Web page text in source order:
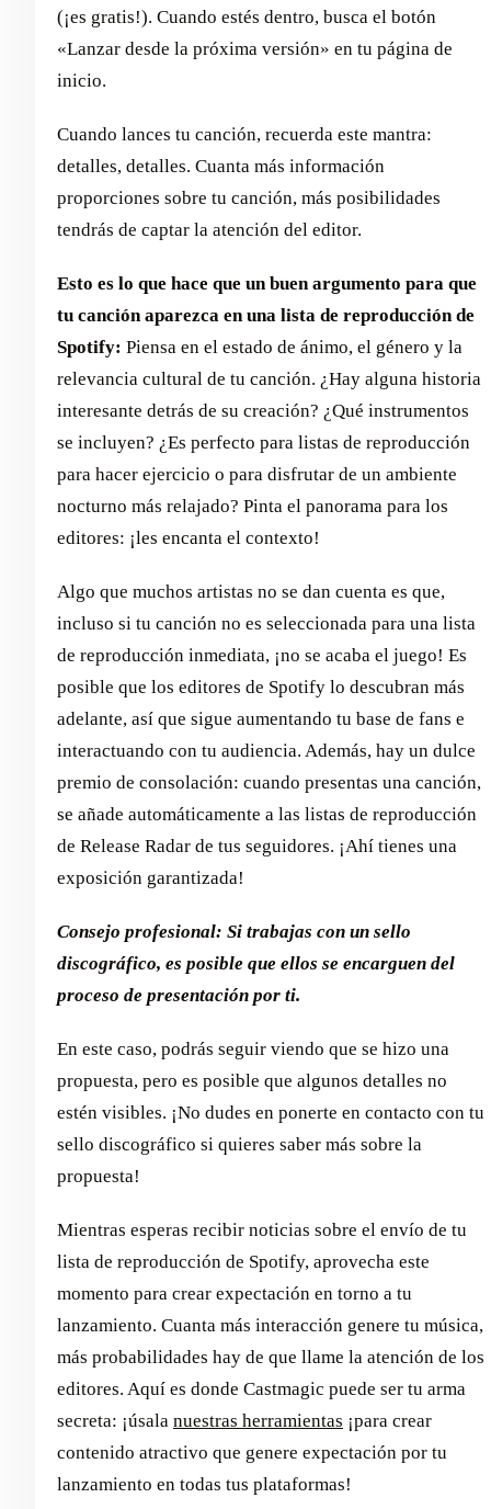
(¡es gratis!). Cuando estés dentro, busca el botón
«Lanzar desde la próxima versión» en tu página de
inicio.
Cuando lances tu canción, recuerda este mantra:
detalles, detalles. Cuanta más información
proporciones sobre tu canción, más posibilidades
tendrás de captar la atención del editor.
Esto es lo que hace que un buen argumento para que
tu canción aparezca en una lista de reproducción de
Spotify: Piensa en el estado de ánimo, el género y la
relevancia cultural de tu canción. ¿Hay alguna historia
interesante detrás de su creación? ¿Qué instrumentos
se incluyen? ¿Es perfecto para listas de reproducción
para hacer ejercicio o para disfrutar de un ambiente
nocturno más relajado? Pinta el panorama para los
editores: ¡les encanta el contexto!
Algo que muchos artistas no se dan cuenta es que,
incluso si tu canción no es seleccionada para una lista
de reproducción inmediata, ¡no se acaba el juego! Es
posible que los editores de Spotify lo descubran más
adelante, así que sigue aumentando tu base de fans e
interactuando con tu audiencia. Además, hay un dulce
premio de consolación: cuando presentas una canción,
se añade automáticamente a las listas de reproducción
de Release Radar de tus seguidores. ¡Ahí tienes una
exposición garantizada!
Consejo profesional: Si trabajas con un sello
discográfico, es posible que ellos se encarguen del
proceso de presentación por ti.
En este caso, podrás seguir viendo que se hizo una
propuesta, pero es posible que algunos detalles no
estén visibles. ¡No dudes en ponerte en contacto con tu
sello discográfico si quieres saber más sobre la
propuesta!
Mientras esperas recibir noticias sobre el envío de tu
lista de reproducción de Spotify, aprovecha este
momento para crear expectación en torno a tu
lanzamiento. Cuanta más interacción genere tu música,
más probabilidades hay de que llame la atención de los
editores. Aquí es donde Castmagic puede ser tu arma
secreta: ¡úsala nuestras herramientas ¡para crear
contenido atractivo que genere expectación por tu
lanzamiento en todas tus plataformas!